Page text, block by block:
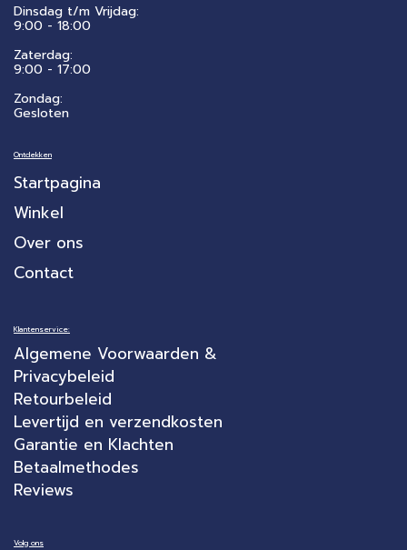
Dinsdag t/m Vrijdag:
9:00 - 18:00
Zaterdag:
​9:00 - 17:00
Zondag:
Gesloten
Ontdekken
Startpagina
Winkel
Over ons
Contact
Klantenservice:
Algemene Voorwaarden &
Privacybeleid
Retourbeleid
Levertijd en verzendkosten
Garantie en Klachten
Betaalmethodes
Reviews
Volg ons